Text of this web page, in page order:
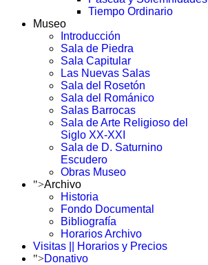
Tiempo Ordinario
Museo
Introducción
Sala de Piedra
Sala Capitular
Las Nuevas Salas
Sala del Rosetón
Sala del Románico
Salas Barrocas
Sala de Arte Religioso del
Siglo XX-XXI
Sala de D. Saturnino
Escudero
Obras Museo
">Archivo
Historia
Fondo Documental
Bibliografía
Horarios Archivo
Visitas || Horarios y Precios
">Donativo